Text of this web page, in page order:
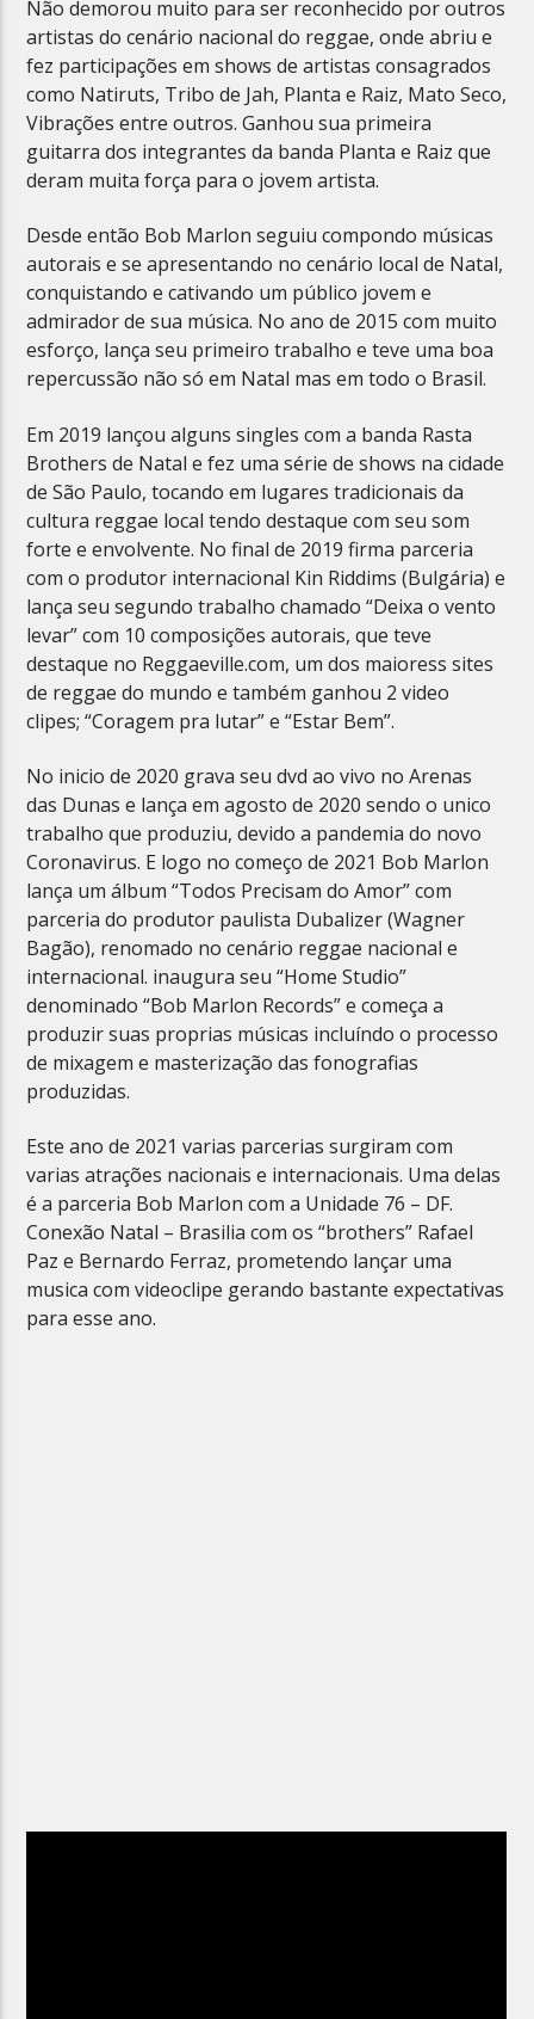
Não demorou muito para ser reconhecido por outros
artistas do cenário nacional do reggae, onde abriu e
fez participações em shows de artistas consagrados
como Natiruts, Tribo de Jah, Planta e Raiz, Mato Seco,
Vibrações entre outros. Ganhou sua primeira
guitarra dos integrantes da banda Planta e Raiz que
deram muita força para o jovem artista.
Desde então Bob Marlon seguiu compondo músicas
autorais e se apresentando no cenário local de Natal,
conquistando e cativando um público jovem e
admirador de sua música. No ano de 2015 com muito
esforço, lança seu primeiro trabalho e teve uma boa
repercussão não só em Natal mas em todo o Brasil.
Em 2019 lançou alguns singles com a banda Rasta
Brothers de Natal e fez uma série de shows na cidade
de São Paulo, tocando em lugares tradicionais da
cultura reggae local tendo destaque com seu som
forte e envolvente. No final de 2019 firma parceria
com o produtor internacional Kin Riddims (Bulgária) e
lança seu segundo trabalho chamado “Deixa o vento
levar” com 10 composições autorais, que teve
destaque no Reggaeville.com, um dos maioress sites
de reggae do mundo e também ganhou 2 video
clipes; “Coragem pra lutar” e “Estar Bem”.
No inicio de 2020 grava seu dvd ao vivo no Arenas
das Dunas e lança em agosto de 2020 sendo o unico
trabalho que produziu, devido a pandemia do novo
Coronavirus. E logo no começo de 2021 Bob Marlon
lança um álbum “Todos Precisam do Amor” com
parceria do produtor paulista Dubalizer (Wagner
Bagão), renomado no cenário reggae nacional e
internacional. inaugura seu “Home Studio”
denominado “Bob Marlon Records” e começa a
produzir suas proprias músicas incluíndo o processo
de mixagem e masterização das fonografias
produzidas.
Este ano de 2021 varias parcerias surgiram com
varias atrações nacionais e internacionais. Uma delas
é a parceria Bob Marlon com a Unidade 76 – DF.
Conexão Natal – Brasilia com os “brothers” Rafael
Paz e Bernardo Ferraz, prometendo lançar uma
musica com videoclipe gerando bastante expectativas
para esse ano.